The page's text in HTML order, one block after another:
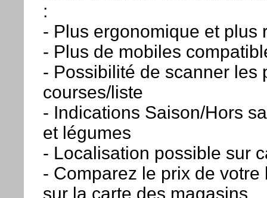
:
- Plus ergonomique et plus
- Plus de mobiles
- Possibilité de scanner les
courses/liste
- Indications Saison/Hors
et légumes
- Localisation possible sur
- Comparez le prix de votre
sur la carte des magasins